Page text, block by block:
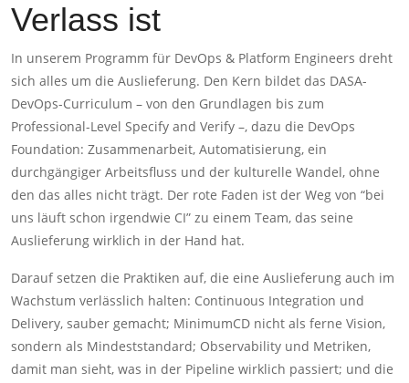
Verlass ist
In unserem Programm für DevOps & Platform Engineers dreht
sich alles um die Auslieferung. Den Kern bildet das DASA-
DevOps-Curriculum – von den Grundlagen bis zum
Professional-Level Specify and Verify –, dazu die DevOps
Foundation: Zusammenarbeit, Automatisierung, ein
durchgängiger Arbeitsfluss und der kulturelle Wandel, ohne
den das alles nicht trägt. Der rote Faden ist der Weg von “bei
uns läuft schon irgendwie CI” zu einem Team, das seine
Auslieferung wirklich in der Hand hat.
Darauf setzen die Praktiken auf, die eine Auslieferung auch im
Wachstum verlässlich halten: Continuous Integration und
Delivery, sauber gemacht; MinimumCD nicht als ferne Vision,
sondern als Mindeststandard; Observability und Metriken,
damit man sieht, was in der Pipeline wirklich passiert; und die